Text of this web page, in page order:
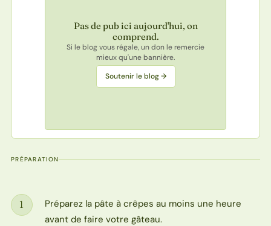
Pas de pub ici aujourd'hui, on
comprend.
Si le blog vous régale, un don le remercie
mieux qu'une bannière.
Soutenir le blog →
PRÉPARATION
Étape
1
Préparez la pâte à crêpes au moins une heure
avant de faire votre gâteau.